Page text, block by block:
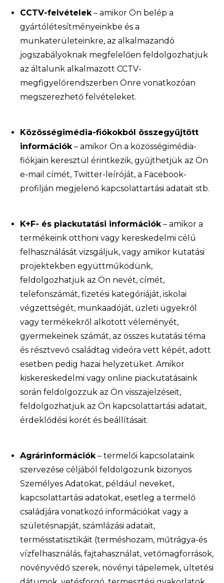
CCTV-felvételek– amikor Ön belép a
gyártólétesítményeinkbe és a
munkaterületeinkre, az alkalmazandó
jogszabályoknak megfelelően feldolgozhatjuk
az általunk alkalmazott CCTV-
megfigyelőrendszerben Önre vonatkozóan
megszerezhető felvételeket.
Közösségimédia-fiókokból összegyűjtött
információk– amikor Ön a közösségimédia-
fiókjain keresztül érintkezik, gyűjthetjük az Ön
e-mail címét, Twitter-leíróját, a Facebook-
profilján megjelenő kapcsolattartási adatait stb.
K+F- és piackutatási információk– amikor a
termékeink otthoni vagy kereskedelmi célú
felhasználását vizsgáljuk, vagy amikor kutatási
projektekben együttműködünk,
feldolgozhatjuk az Ön nevét, címét,
telefonszámát, fizetési kategóriáját, iskolai
végzettségét, munkaadóját, üzleti ügyekről
vagy termékekről alkotott véleményét,
gyermekeinek számát, az összes kutatási téma
és résztvevő családtag videóra vett képét, adott
esetben pedig hazai helyzetüket. Amikor
kiskereskedelmi vagy online piackutatásaink
során feldolgozzuk az Ön visszajelzéseit,
feldolgozhatjuk az Ön kapcsolattartási adatait,
érdeklődési körét és beállításait.
Agrárinformációk– termelői kapcsolataink
szervezése céljából feldolgozunk bizonyos
Személyes Adatokat, például neveket,
kapcsolattartási adatokat, esetleg a termelő
családjára vonatkozó információkat vagy a
születésnapját, számlázási adatait,
termésstatisztikáit (terméshozam, műtrágya-és
vízfelhasználás, fajtahasználat, vetőmagforrások,
növényvédő szerek, növényi tápelemek, ültetési